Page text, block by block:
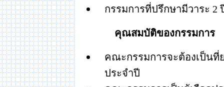
กรรมการที่ปรึกษามีวาระ 2
คุณสมบัติของกรรมการ
คณะกรรมการจะต้องเป็น
ประจำปี